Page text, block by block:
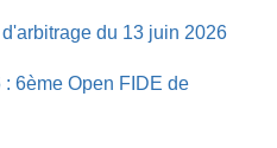
du 13 juin 2026
6ème Open FIDE de